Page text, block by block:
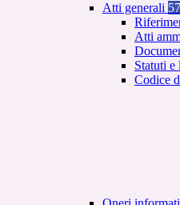
Atti generali 57
Atti
Statuti e
Codice